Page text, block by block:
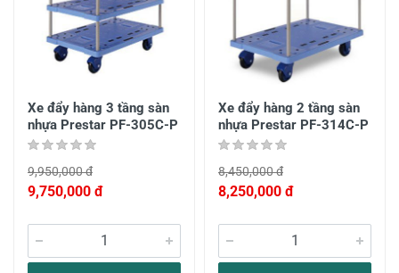
Xe đẩy hàng 3 tầng sàn
nhựa Prestar PF-305C-P
9,950,000 đ
9,750,000 đ
Xe đẩy hàng 2 tầng sàn
nhựa Prestar PF-314C-P
8,450,000 đ
8,250,000 đ